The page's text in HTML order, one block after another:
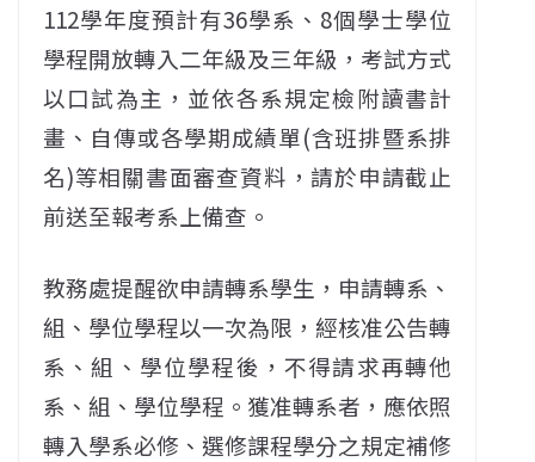
112學年度預計有36學系、8個學士學位
學程開放轉入二年級及三年級，考試方式
以口試為主，並依各系規定檢附讀書計
畫、自傳或各學期成績單(含班排暨系排
名)等相關書面審查資料，請於申請截止
前送至報考系上備查。
教務處提醒欲申請轉系學生，申請轉系、
組、學位學程以一次為限，經核准公告轉
系、組、學位學程後，不得請求再轉他
系、組、學位學程。獲准轉系者，應依照
轉入學系必修、選修課程學分之規定補修